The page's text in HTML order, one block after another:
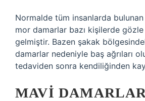
Normalde tüm insanlarda
mor damarlar bazı kişilerde
gelmiştir. Bazen şakak
damarlar nedeniyle baş ağrıları
tedaviden sonra kendiliğinden
MAVI